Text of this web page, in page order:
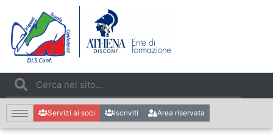
Servizi ai soci Iscriviti Area riservata